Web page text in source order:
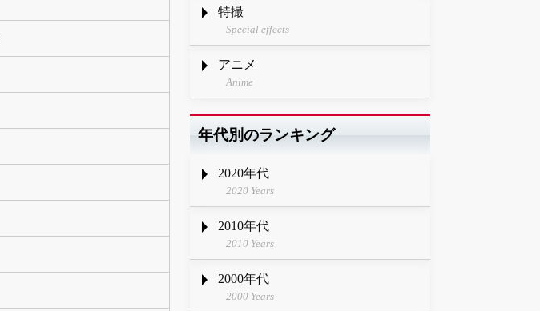
特撮
Special effects
アニメ
Anime
年代別のランキング
2020年代
2020 Years
2010年代
2010 Years
2000年代
2000 Years